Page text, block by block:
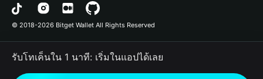
อาชีพ
DApp
RWA
การโอนเป็นชุด
Bitcoin
Polygon
ข้อตกลงในการใช้บริการ
© 2018-2026 Bitget Wallet All Rights Reserved
รับโทเค็นใน 1 นาที: เริ่มในแอปได้เลย